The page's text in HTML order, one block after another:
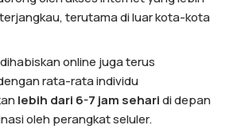
terutama di luar kota-kota
online juga terus
rata-rata individu
lebih dari 6-7 jam seharidi depan
oleh perangkat seluler.